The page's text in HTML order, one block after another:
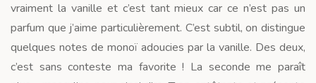
vraiment la vanille et c’est tant mieux car ce n’est pas un
parfum que j’aime particulièrement. C’est subtil, on distingue
quelques notes de monoï adoucies par la vanille. Des deux,
c’est sans conteste ma favorite ! La seconde me paraît